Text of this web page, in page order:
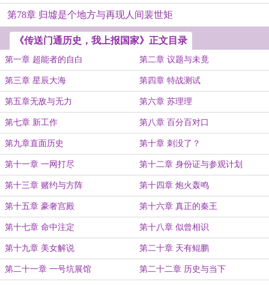
第78章 归墟是个地方与再现人间裴世矩
《传送门通历史，我上报国家》正文目录
第一章 超能者的自白 第二章 议题与未竟
第三章 星辰大海 第四章 特战测试
第五章无敌与无力 第六章 苏理理
第七章 新工作 第八章 百分百对口
第九章直面历史 第十章 刺没了？
第十一章 一网打尽 第十二章 身份证与参观计划
第十三章 赌约与方阵 第十四章 炮火轰鸣
第十五章 豪奢宫殿 第十六章 真正的秦王
第十七章 命中注定 第十八章 似曾相识
第十九章 美女解说 第二十章 天有鲲鹏
第二十一章 一号坑展馆 第二十二章 历史与当下